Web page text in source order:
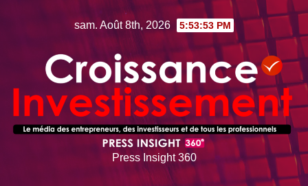
sam. Août 8th, 2026 5:53:53 PM
Press Insight 360